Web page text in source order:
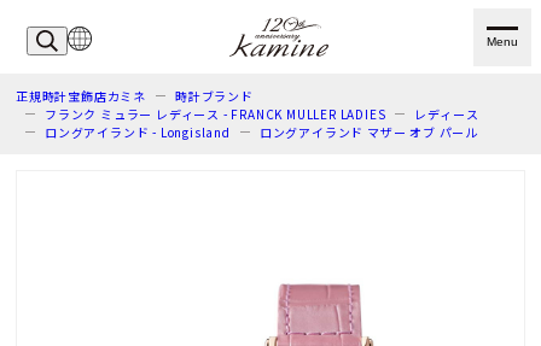
Menu
正規時計宝飾店カミネ
時計ブランド
フランク ミュラー レディース - FRANCK MULLER LADIES
レディース
ロングアイランド - Longisland
ロングアイランド マザー オブ パール